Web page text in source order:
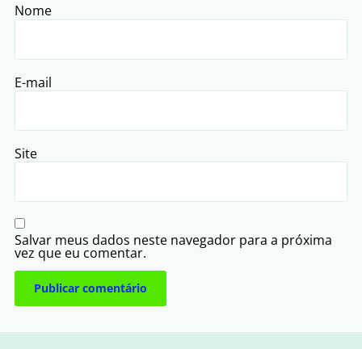
Nome
E-mail
Site
Salvar meus dados neste navegador para a próxima
vez que eu comentar.